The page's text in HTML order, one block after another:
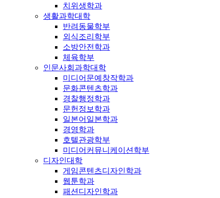
치위생학과
생활과학대학
반려동물학부
외식조리학부
소방안전학과
체육학부
인문사회과학대학
미디어문예창작학과
문화콘텐츠학과
경찰행정학과
문헌정보학과
일본어일본학과
경영학과
호텔관광학부
미디어커뮤니케이션학부
디자인대학
게임콘텐츠디자인학과
웹툰학과
패션디자인학과